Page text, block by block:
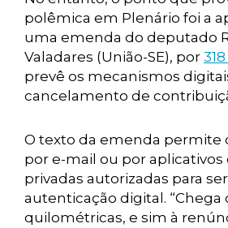
polêmica em Plenário foi a
uma emenda do deputado
Valadares (União-SE), por
prevê os mecanismos
cancelamento de
O texto da emenda permite
por e-mail ou por aplicativos
privadas autorizadas para
autenticação digital. “Chega
quilométricas, e sim à